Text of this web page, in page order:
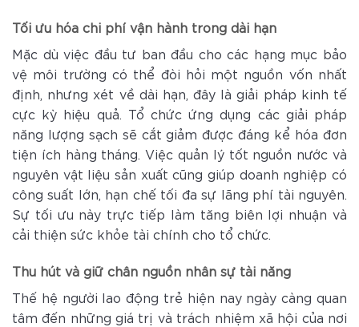
Tối ưu hóa chi phí vận hành trong dài hạn
Mặc dù việc đầu tư ban đầu cho các hạng mục bảo
vệ môi trường có thể đòi hỏi một nguồn vốn nhất
định, nhưng xét về dài hạn, đây là giải pháp kinh tế
cực kỳ hiệu quả. Tổ chức ứng dụng các giải pháp
năng lượng sạch sẽ cắt giảm được đáng kể hóa đơn
tiện ích hàng tháng. Việc quản lý tốt nguồn nước và
nguyên vật liệu sản xuất cũng giúp doanh nghiệp có
công suất lớn, hạn chế tối đa sự lãng phí tài nguyên.
Sự tối ưu này trực tiếp làm tăng biên lợi nhuận và
cải thiện sức khỏe tài chính cho tổ chức.
Thu hút và giữ chân nguồn nhân sự tài năng
Thế hệ người lao động trẻ hiện nay ngày càng quan
tâm đến những giá trị và trách nhiệm xã hội của nơi